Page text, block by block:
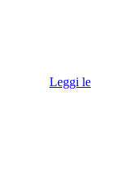
Leggi le